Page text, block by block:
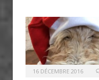
16 DÉCEMBRE 2016